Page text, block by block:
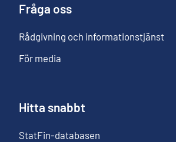
Fråga oss
Rådgivning och informationstjänst
För media
Hitta snabbt
StatFin-databasen